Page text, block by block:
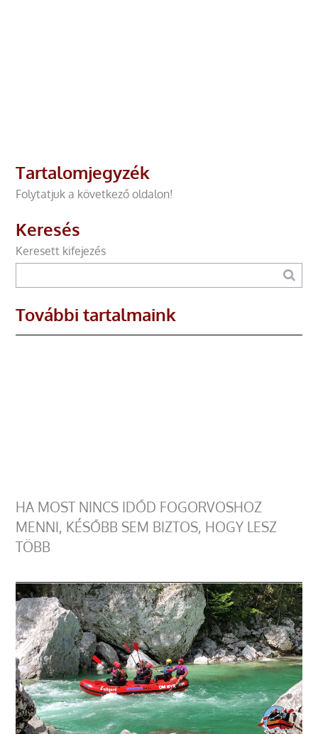
Tartalomjegyzék
Folytatjuk a következő oldalon!
Keresés
Keresett kifejezés
További tartalmaink
HA MOST NINCS IDŐD FOGORVOSHOZ
MENNI, KÉSŐBB SEM BIZTOS, HOGY LESZ
TÖBB